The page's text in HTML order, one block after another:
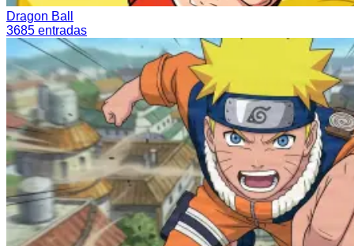
Dragon Ball
3685 entradas